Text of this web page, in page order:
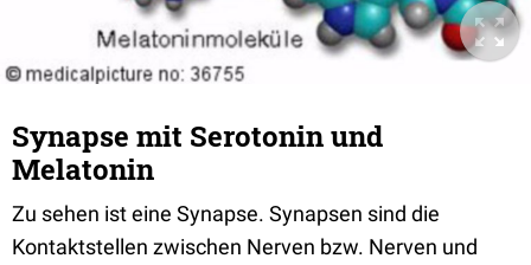
Synapse mit Serotonin und
Melatonin
Zu sehen ist eine Synapse. Synapsen sind die
Kontaktstellen zwischen Nerven bzw. Nerven und